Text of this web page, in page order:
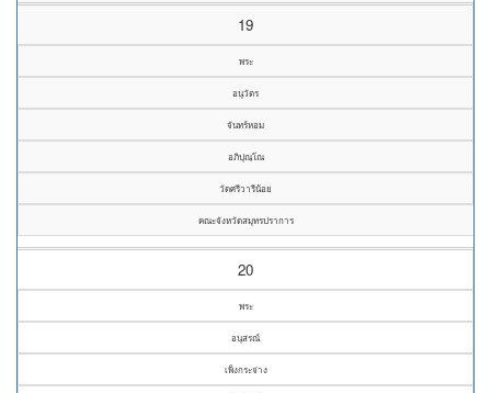
19
พระ
อนุวัตร
จันทร์หอม
อภิปุณฺโณ
วัดศรีวารีน้อย
คณะจังหวัดสมุทรปราการ
20
พระ
อนุสรณ์
เพ็งกระจ่าง